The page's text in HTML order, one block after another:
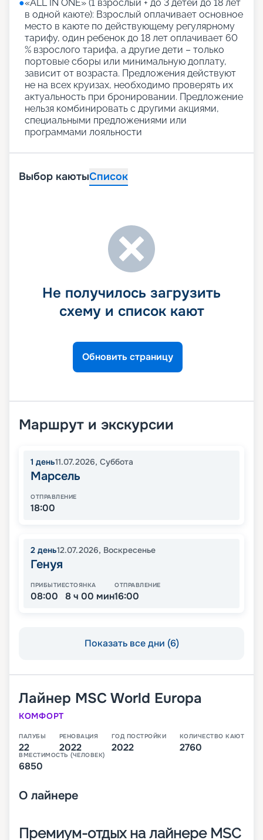
●«АLL IN ONE» (1 взрослый + до 3 детей до 18 лет
в одной каюте): Взрослый оплачивает основное
место в каюте по действующему регулярному
тарифу, один ребенок до 18 лет оплачивает 60
% взрослого тарифа, а другие дети – только
портовые сборы или минимальную доплату,
зависит от возраста. Предложения действуют
не на всех круизах, необходимо проверять их
актуальность при бронировании. Предложение
нельзя комбинировать с другими акциями,
специальными предложениями или
программами лояльности
Выбор каютыСписок
Не получилось загрузить
схему и список кают
Обновить страницу
Маршрут и экскурсии
1 день11.07.2026, Суббота
Марсель
ОТПРАВЛЕНИЕ
18:00
2 день12.07.2026, Воскресенье
Генуя
ПРИБЫТИЕ
08:00
СТОЯНКА
8 ч 00 мин
ОТПРАВЛЕНИЕ
16:00
Показать все дни (6)
Лайнер MSC World Europa
КОМФОРТ
ПАЛУБЫ
22
РЕНОВАЦИЯ
2022
ГОД ПОСТРОЙКИ
2022
КОЛИЧЕСТВО КАЮТ
2760
ВМЕСТИМОСТЬ (ЧЕЛОВЕК)
6850
О лайнере
Премиум-отдых на лайнере MSC